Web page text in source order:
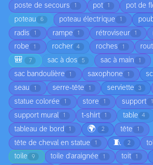
poste de secours 1 pot 1 pot de
poteau 6 poteau électrique 1
radis 1 rampe 1 rétroviseur 1
robe 1 rocher 4 roches 1
🎒 7 sac à dos 5 sac à main 1
sac bandoulière 1 saxophone 1
seau 1 serre-tête 1 serviette 3
statue colorée 1 store 1 support 1
support mural 1 t-shirt 1 table 4
tableau de bord 1 🌍 2 tête 1
tête de cheval en statue 1 🧵 2
toile 9 toile d'araignée 1 toit 1